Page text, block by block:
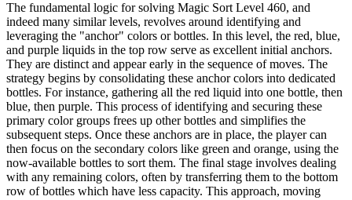
The fundamental logic for solving Magic Sort Level 460, and
indeed many similar levels, revolves around identifying and
leveraging the "anchor" colors or bottles. In this level, the red, blue,
and purple liquids in the top row serve as excellent initial anchors.
They are distinct and appear early in the sequence of moves. The
strategy begins by consolidating these anchor colors into dedicated
bottles. For instance, gathering all the red liquid into one bottle, then
blue, then purple. This process of identifying and securing these
primary color groups frees up other bottles and simplifies the
subsequent steps. Once these anchors are in place, the player can
then focus on the secondary colors like green and orange, using the
now-available bottles to sort them. The final stage involves dealing
with any remaining colors, often by transferring them to the bottom
row of bottles which have less capacity. This approach, moving